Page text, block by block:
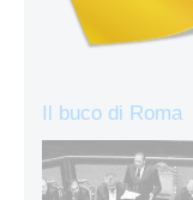
Il buco di Roma